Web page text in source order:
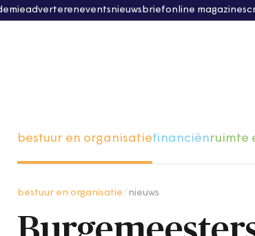
advertereneventsnieuwsbriefonline magazine
bestuur en organisatiefinanciënruimte
bestuur en organisatie nieuws